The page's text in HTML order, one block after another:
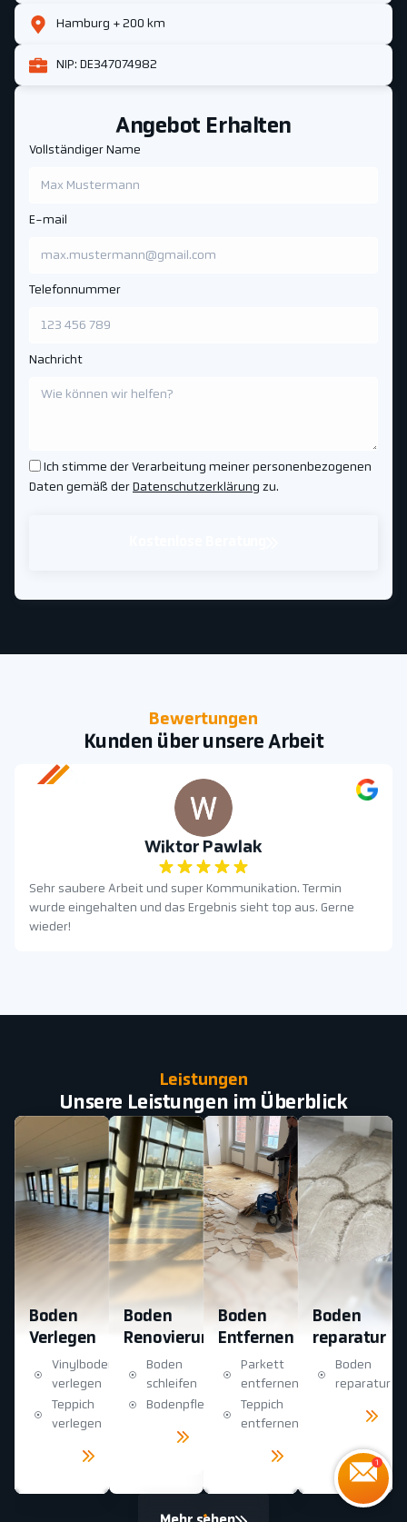
Angebot Erhalten
Vollständiger Name
E-mail
Telefonnummer
Nachricht
Ich stimme der Verarbeitung meiner personenbezogenen
Daten gemäß der Datenschutzerklärung zu.
Hamburg + 200 km
NIP: DE347074982
Bewertungen
Kunden über unsere Arbeit
Wiktor Pawlak
Sehr saubere Arbeit und super Kommunikation. Termin
wurde eingehalten und das Ergebnis sieht top aus. Gerne
wieder!
Leistungen
Unsere Leistungen im Überblick
Boden
Verlegen
Vinylboden
verlegen
Teppich
verlegen
Boden
Renovierung
Boden
schleifen
Bodenpflege
Boden
Entfernen
Parkett
entfernen
Teppich
entfernen
Boden
reparatur
Boden
reparatur